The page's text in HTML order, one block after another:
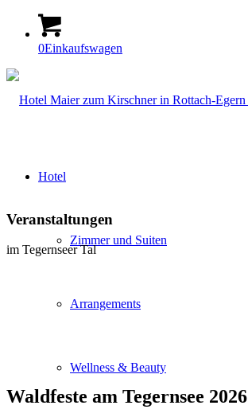
0Einkaufswagen
Hotel
Zimmer und Suiten
Arrangements
Wellness & Beauty
Veranstaltungen
im Tegernseer Tal
Waldfeste am Tegernsee 2026